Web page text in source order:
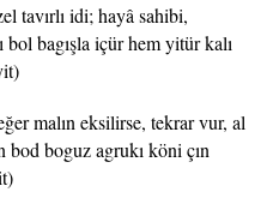
tavırlı idi; hayâ sahibi,
bagışla içür hem yitür kalı
malın eksilirse, tekrar vur, al
bod boguz agrukı köni çın